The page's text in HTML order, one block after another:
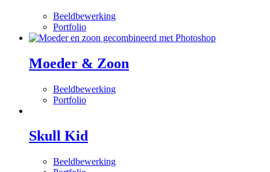
Beeldbewerking
Portfolio
Moeder & Zoon
Beeldbewerking
Portfolio
Skull Kid
Beeldbewerking